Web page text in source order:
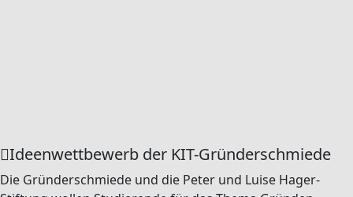
Ideenwettbewerb der KIT-Gründerschmiede
Die Gründerschmiede und die Peter und Luise Hager-